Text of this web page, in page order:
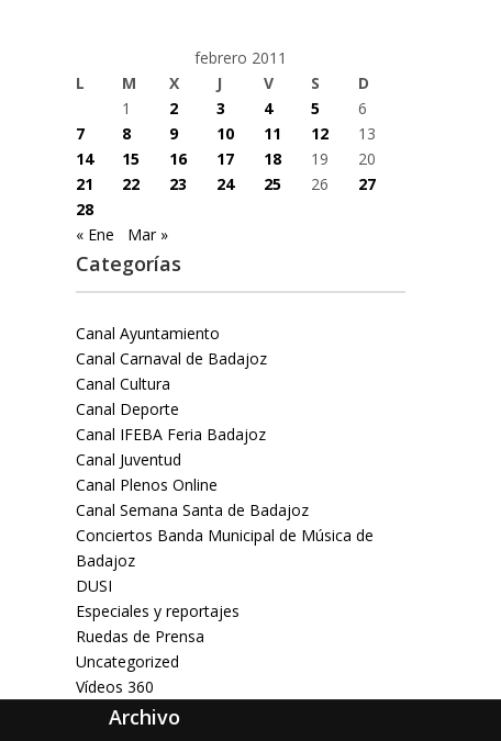
febrero 2011
L
M X J V S
D
1
2 3 4 5
6
7
8 9 10 11 12
13
14
15 16 17 18 19
20
21
22 23 24 25 26
27
28
« Ene
Mar »
Categorías
Canal Ayuntamiento
Canal Carnaval de Badajoz
Canal Cultura
Canal Deporte
Canal IFEBA Feria Badajoz
Canal Juventud
Canal Plenos Online
Canal Semana Santa de Badajoz
Conciertos Banda Municipal de Música de
Badajoz
DUSI
Especiales y reportajes
Ruedas de Prensa
Uncategorized
Vídeos 360
Archivo